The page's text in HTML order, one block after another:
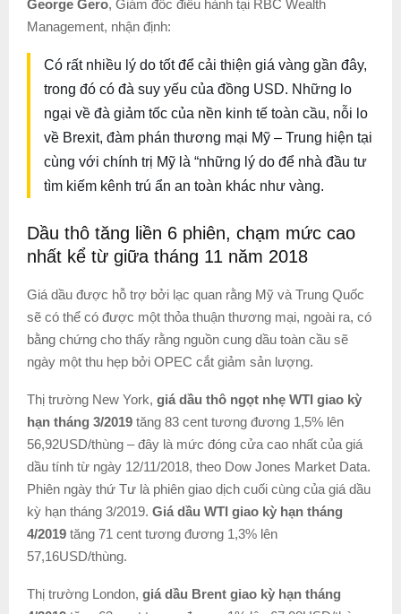
George Gero, Giám đốc điều hành tại RBC Wealth
Management, nhận định:
Có rất nhiều lý do tốt để cải thiện giá vàng gần đây,
trong đó có đà suy yếu của đồng USD. Những lo
ngại về đà giảm tốc của nền kinh tế toàn cầu, nỗi lo
về Brexit, đàm phán thương mại Mỹ – Trung hiện tại
cùng với chính trị Mỹ là “những lý do để nhà đầu tư
tìm kiếm kênh trú ẩn an toàn khác như vàng.
Dầu thô tăng liền 6 phiên, chạm mức cao
nhất kể từ giữa tháng 11 năm 2018
Giá dầu được hỗ trợ bởi lạc quan rằng Mỹ và Trung Quốc
sẽ có thể có được một thỏa thuận thương mại, ngoài ra, có
bằng chứng cho thấy rằng nguồn cung dầu toàn cầu sẽ
ngày một thu hẹp bởi OPEC cắt giảm sản lượng.
Thị trường New York, giá dầu thô ngọt nhẹ WTI giao kỳ
hạn tháng 3/2019 tăng 83 cent tương đương 1,5% lên
56,92USD/thùng – đây là mức đóng cửa cao nhất của giá
dầu tính từ ngày 12/11/2018, theo Dow Jones Market Data.
Phiên ngày thứ Tư là phiên giao dịch cuối cùng của giá dầu
kỳ hạn tháng 3/2019. Giá dầu WTI giao kỳ hạn tháng
4/2019 tăng 71 cent tương đương 1,3% lên
57,16USD/thùng.
Thị trường London, giá dầu Brent giao kỳ hạn tháng